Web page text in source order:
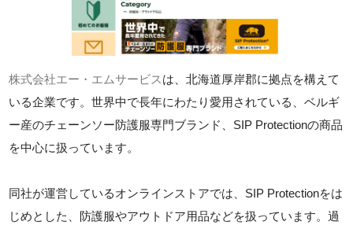
株式会社エー・エムサービス は、北海道厚岸郡に拠点を構えて
いる企業です。世界中で長年にわたり愛用されている、ベルギ
ー産のチェーンソー防護服専門ブランド、SIP Protectionの商品
を中心に扱っています。
同社が運営しているオンラインストアでは、SIP Protectionをは
じめとした、防護服やアウトドア用品などを扱っています。過